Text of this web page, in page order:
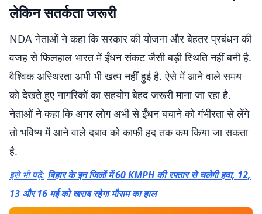
लेकिन सतर्कता जरूरी
NDA नेताओं ने कहा कि सरकार की योजना और बेहतर प्रबंधन की
वजह से फिलहाल भारत में ईंधन संकट जैसी बड़ी स्थिति नहीं बनी है.
वैश्विक अस्थिरता अभी भी खत्म नहीं हुई है. ऐसे में आने वाले समय
को देखते हुए नागरिकों का सहयोग बेहद जरूरी माना जा रहा है.
नेताओं ने कहा कि अगर लोग अभी से ईंधन बचाने को गंभीरता से लेंगे
तो भविष्य में आने वाले दबाव को काफी हद तक कम किया जा सकता
है.
इसे भी पढ़ें: बिहार के इन जिलों में 60 KMPH की रफ्तार से चलेगी हवा, 12,
13 और 16 मई को खराब रहेगा मौसम का हाल